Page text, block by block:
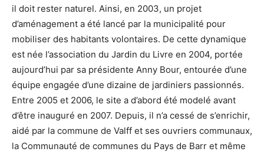
il doit rester naturel. Ainsi, en 2003, un projet
d’aménagement a été lancé par la municipalité pour
mobiliser des habitants volontaires. De cette dynamique
est née l’association du Jardin du Livre en 2004, portée
aujourd’hui par sa présidente Anny Bour, entourée d’une
équipe engagée d’une dizaine de jardiniers passionnés.
Entre 2005 et 2006, le site a d’abord été modelé avant
d’être inauguré en 2007. Depuis, il n’a cessé de s’enrichir,
aidé par la commune de Valff et ses ouvriers communaux,
la Communauté de communes du Pays de Barr et même